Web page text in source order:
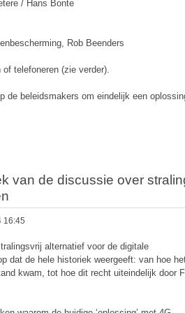
/ Hans Bonte
Rob Beenders
telefoneren (zie verder).
de beleidsmakers om eindelijk een
van de discussie over
16:45
alternatief voor de digitale
dat de hele historiek weergeeft: van hoe
kwam, tot hoe dit recht uiteindelijk door